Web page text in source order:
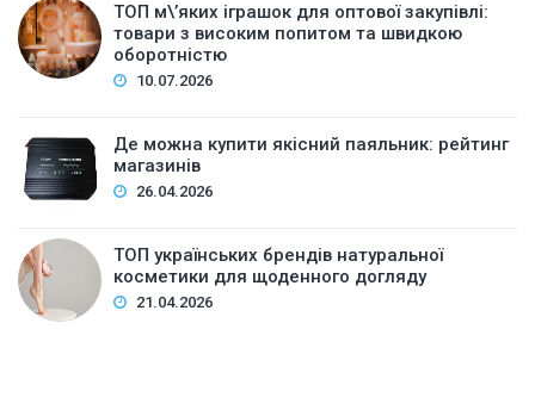
ТОП м\’яких іграшок для оптової закупівлі:
товари з високим попитом та швидкою
оборотністю
10.07.2026
Де можна купити якісний паяльник: рейтинг
магазинів
26.04.2026
ТОП українських брендів натуральної
косметики для щоденного догляду
21.04.2026